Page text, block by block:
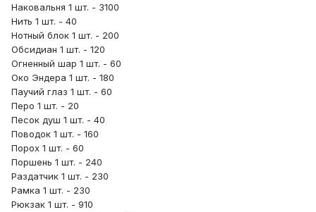
Наковальня 1 шт. - 3100
Нить 1 шт. - 40
Нотный блок 1 шт. - 200
Обсидиан 1 шт. - 120
Огненный шар 1 шт. - 60
Око Эндера 1 шт. - 180
Паучий глаз 1 шт. - 60
Перо 1 шт. - 20
Песок душ 1 шт. - 40
Поводок 1 шт. - 160
Порох 1 шт. - 60
Поршень 1 шт. - 240
Раздатчик 1 шт. - 230
Рамка 1 шт. - 230
Рюкзак 1 шт. - 910